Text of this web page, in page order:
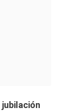
jubilación